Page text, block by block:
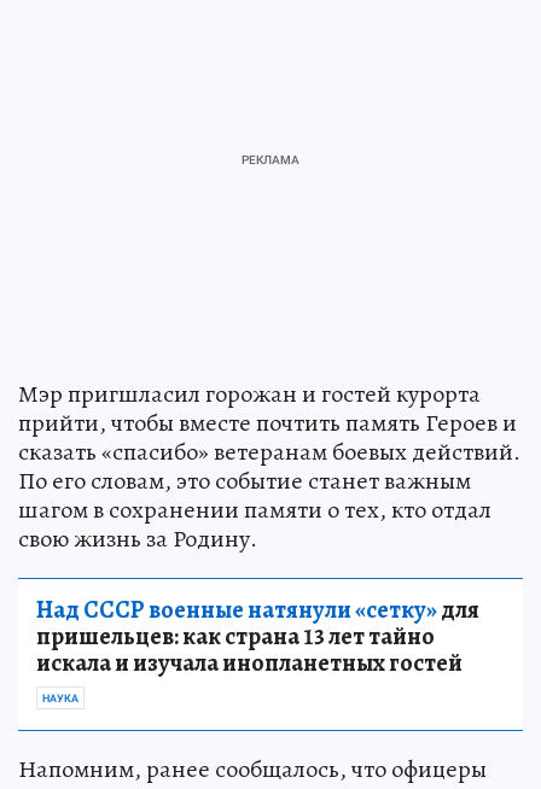
Мэр пригшласил горожан и гостей курорта
прийти, чтобы вместе почтить память Героев и
сказать «спасибо» ветеранам боевых действий.
По его словам, это событие станет важным
шагом в сохранении памяти о тех, кто отдал
свою жизнь за Родину.
Над СССР военные натянули «сетку»для
пришельцев: как страна 13 лет тайно
искала и изучала инопланетных гостей
НАУКА
Напомним, ранее сообщалось, что офицеры